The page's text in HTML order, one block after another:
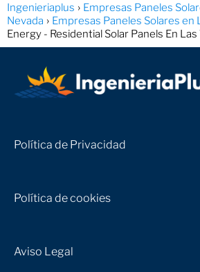
Ingenieriaplus
Empresas Paneles
Nevada
Empresas Paneles Solares en
Energy - Residential Solar Panels En Las
Política de Privacidad
Política de cookies
Aviso Legal